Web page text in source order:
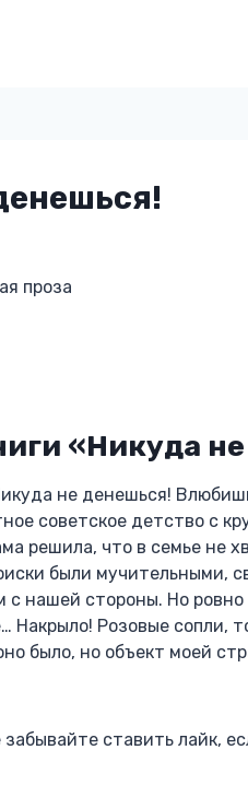
проза
«Никуда
не денешься!
советское детство с
решила, что в семье не
были мучительными,
с нашей стороны. Но
Накрыло! Розовые
было, но объект моей
ставить лайк,